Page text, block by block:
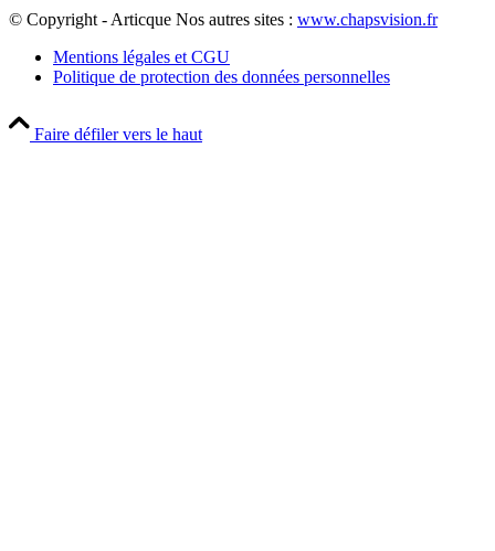
© Copyright - Articque Nos autres sites : www.chapsvision.fr
Mentions légales et CGU
Politique de protection des données personnelles
Faire défiler vers le haut